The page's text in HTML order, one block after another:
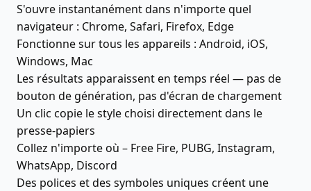
S'ouvre instantanément dans n'importe quel
navigateur : Chrome, Safari, Firefox, Edge
Fonctionne sur tous les appareils : Android, iOS,
Windows, Mac
Les résultats apparaissent en temps réel — pas de
bouton de génération, pas d'écran de chargement
Un clic copie le style choisi directement dans le
presse-papiers
Collez n'importe où – Free Fire, PUBG, Instagram,
WhatsApp, Discord
Des polices et des symboles uniques créent une